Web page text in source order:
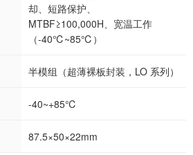
却、短路保护、
MTBF≥100,000H、宽温工作
（-40℃~85℃）
半模组（超薄裸板封装，LO 系列）
-40~+85℃
87.5×50×22mm